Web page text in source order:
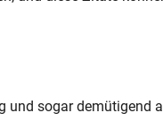
und sogar demütigend